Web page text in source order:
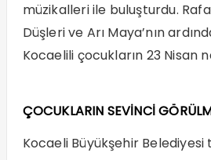
müzikalleri ile buluşturdu.
Düşleri ve Arı Maya’nın
Kocaelili çocukların 23 Nisan
ÇOCUKLARIN SEVİNCİ
Kocaeli Büyükşehir Belediyesi